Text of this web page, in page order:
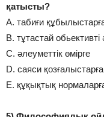
қатысты?
A. табиғи
B. тұтастай обьективті
C. әлеуметтік өмірге
D. саяси қозғалыстарға
E. құқықтық